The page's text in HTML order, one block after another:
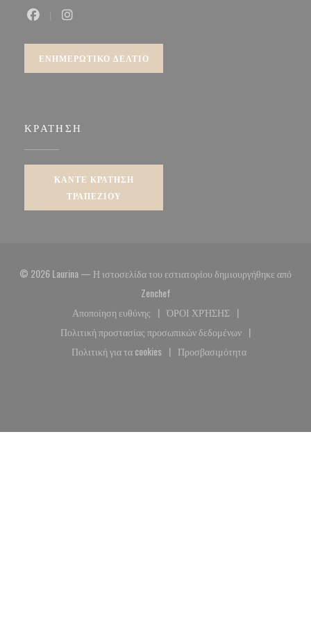
Facebook ((ανοίγει σε νέο παράθυρο))
ΕΝΗΜΕΡΩΤΙΚΌ ΔΕΛΤΊΟ
ΚΡΆΤΗΣΗ
ΚΆΝΤΕ ΚΡΆΤΗΣΗ
ΤΡΑΠΕΖΙΟΎ
© 2026 Laurina — Η ιστοσελίδα του εστιατορίου δημιουργήθηκε από
Zenchef((ανοίγει σε νέο παράθυρο))
Αποποίηση ευθύνης
((ανοίγει σε νέο παράθυρο))
ΌΡΟΙ ΧΡΉΣΗΣ
((ανοίγει σε νέο
Πολιτική προστασίας προσωπικών δεδομένων
((ανοίγει σε νέο παράθυρο))
Πολιτική για τα cookies
((ανοίγει σε νέο παράθυρο))
Προσβασιμότητα
((ανοίγει σε νέο